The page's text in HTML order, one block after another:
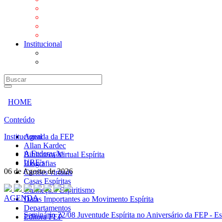
Institucional
HOME
Conteúdo
Agenda da FEP
Allan Kardec
Biblioteca Virtual Espírita
Biografias
Cartões virtuais
Casas Espíritas
Conheça o Espiritismo
Datas Importantes ao Movimento Espírita
Departamentos
Editora FEP
Institucional
A Federação
URE's
06 de Agosto de 2026
AGENDA
Seminário 22/08 Juventude Espírita no Aniversário da FEP -